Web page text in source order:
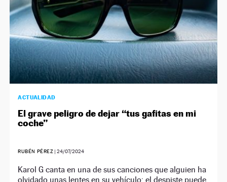
ACTUALIDAD
El grave peligro de dejar “tus gafitas en mi
coche”
RUBÉN PÉREZ |24/07/2024
Karol G canta en una de sus canciones que alguien ha
olvidado unas lentes en su vehículo: el despiste puede